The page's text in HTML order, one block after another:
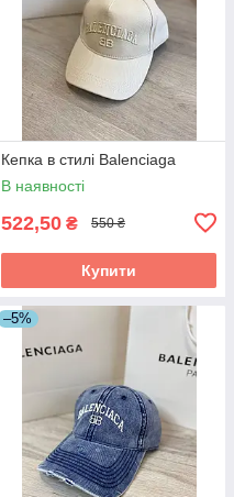
Кепка в стилі Balenciaga
В наявності
522,50 ₴ 550 ₴
Купити
–5%